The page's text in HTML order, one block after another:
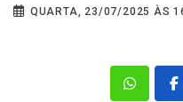
QUARTA, 23/07/2025 ÀS